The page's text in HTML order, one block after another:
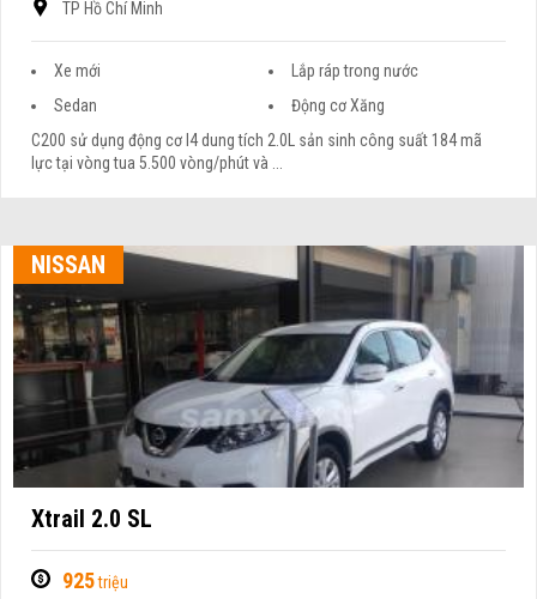
TP Hồ Chí Minh
Xe mới
Lắp ráp trong nước
Sedan
Động cơ Xăng
C200 sử dụng động cơ I4 dung tích 2.0L sản sinh công suất 184 mã
lực tại vòng tua 5.500 vòng/phút và ...
NISSAN
Xtrail 2.0 SL
925triệu